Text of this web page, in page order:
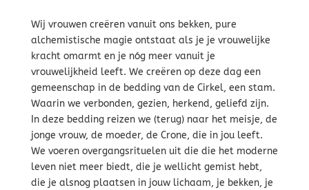
Wij vrouwen creëren vanuit ons bekken, pure
alchemistische magie ontstaat als je je vrouwelijke
kracht omarmt en je nóg meer vanuit je
vrouwelijkheid leeft. We creëren op deze dag een
gemeenschap in de bedding van de Cirkel, een stam.
Waarin we verbonden, gezien, herkend, geliefd zijn.
In deze bedding reizen we (terug) naar het meisje, de
jonge vrouw, de moeder, de Crone, die in jou leeft.
We voeren overgangsrituelen uit die die het moderne
leven niet meer biedt, die je wellicht gemist hebt,
die je alsnog plaatsen in jouw lichaam, je bekken, je